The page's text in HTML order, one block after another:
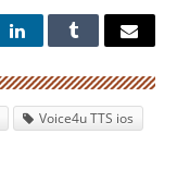
Voice4u TTS ios